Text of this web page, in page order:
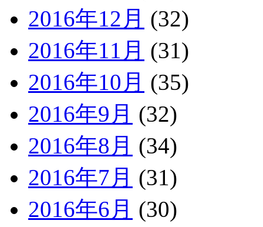
2016年12月 (32)
2016年11月 (31)
2016年10月 (35)
2016年9月 (32)
2016年8月 (34)
2016年7月 (31)
2016年6月 (30)